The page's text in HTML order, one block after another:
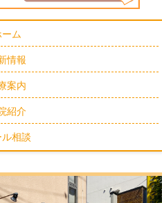
ーム
情報
案内
紹介
ル相談